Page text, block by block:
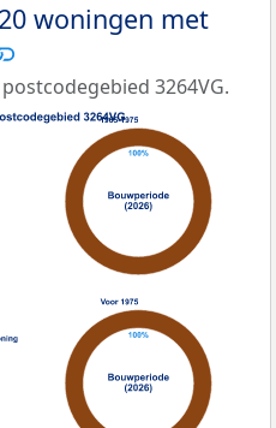
woningen met
3264VG.